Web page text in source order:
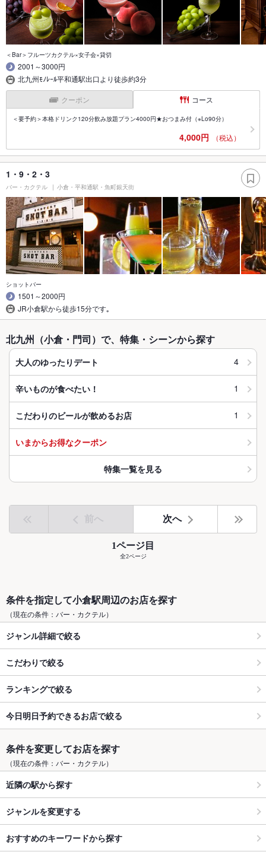
＜Bar＞フルーツカクテル×女子会×貸切
2001～3000円
北九州ﾓﾉﾚｰﾙ平和通駅出口より徒歩約3分
クーポン コース
＜要予約＞本格ドリンク120分飲み放題プラン4000円★おつまみ付（※Lo90分）
4,000円 （税込）
1・9・2・3
バー・カクテル 小倉・平和通駅・魚町銀天街
ショットバー
1501～2000円
JR小倉駅から徒歩15分です｡
北九州（小倉・門司）で、特集・シーンから探す
大人のゆったりデート 4
辛いものが食べたい！ 1
こだわりのビールが飲めるお店 1
いまからお得なクーポン
特集一覧を見る
前へ 次へ
1ページ目
全2ページ
条件を指定して小倉駅周辺のお店を探す
（現在の条件：バー・カクテル）
ジャンル詳細で絞る
こだわりで絞る
ランキングで絞る
今日明日予約できるお店で絞る
条件を変更してお店を探す
（現在の条件：バー・カクテル）
近隣の駅から探す
ジャンルを変更する
おすすめのキーワードから探す